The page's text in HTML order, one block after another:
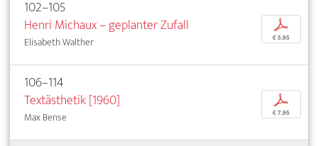
102–105
Henri Michaux – geplanter Zufall
Elisabeth Walther
p
€ 5,95
106–114
Textästhetik [1960]
Max Bense
p
€ 7,95